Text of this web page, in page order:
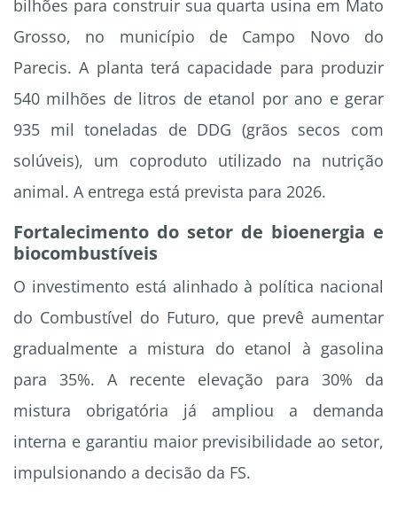
bilhões para construir sua quarta usina em Mato
Grosso, no município de Campo Novo do
Parecis. A planta terá capacidade para produzir
540 milhões de litros de etanol por ano e gerar
935 mil toneladas de DDG (grãos secos com
solúveis), um coproduto utilizado na nutrição
animal. A entrega está prevista para 2026.
Fortalecimento do setor de bioenergia e
biocombustíveis
O investimento está alinhado à política nacional
do Combustível do Futuro, que prevê aumentar
gradualmente a mistura do etanol à gasolina
para 35%. A recente elevação para 30% da
mistura obrigatória já ampliou a demanda
interna e garantiu maior previsibilidade ao setor,
impulsionando a decisão da FS.